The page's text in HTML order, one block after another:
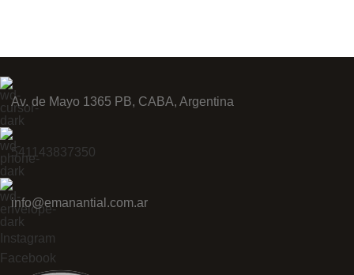
Av. de Mayo 1365 PB, CABA, Argentina
541143837350
info@emanantial.com.ar
Instagram
Facebook